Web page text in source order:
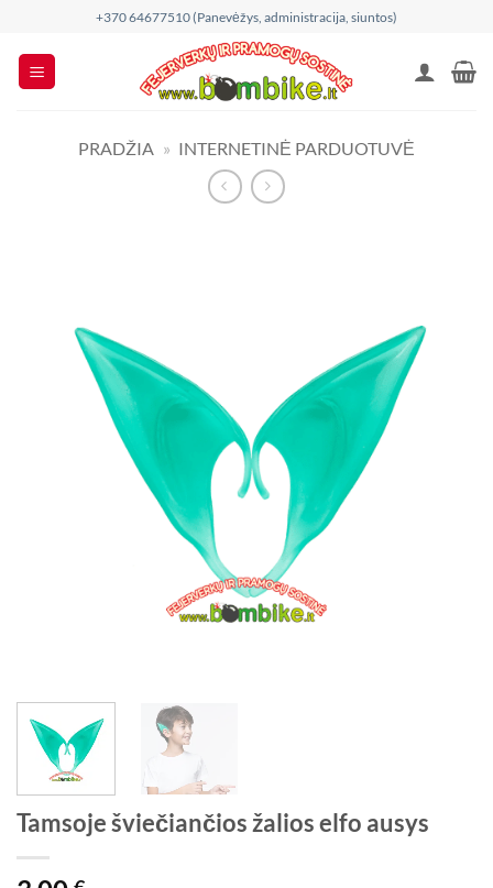
content
+370 64677510 (Panevėžys, administracija, siuntos)
PRADŽIA » INTERNETINĖ PARDUOTUVĖ
Tamsoje šviečiančios žalios elfo ausys